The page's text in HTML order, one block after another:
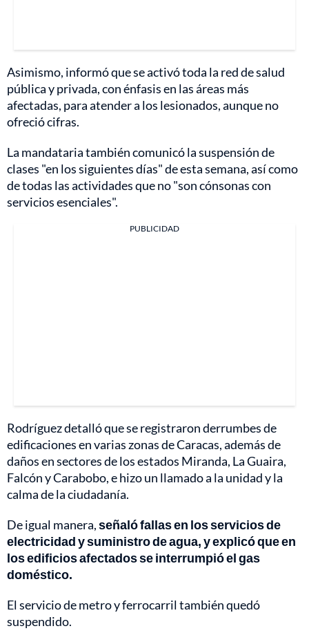
Asimismo, informó que se activó toda la red de salud
pública y privada, con énfasis en las áreas más
afectadas, para atender a los lesionados, aunque no
ofreció cifras.
La mandataria también comunicó la suspensión de
clases "en los siguientes días" de esta semana, así como
de todas las actividades que no "son cónsonas con
servicios esenciales".
PUBLICIDAD
Rodríguez detalló que se registraron derrumbes de
edificaciones en varias zonas de Caracas, además de
daños en sectores de los estados Miranda, La Guaira,
Falcón y Carabobo, e hizo un llamado a la unidad y la
calma de la ciudadanía.
De igual manera,señaló fallas en los servicios de
electricidad y suministro de agua, y explicó que en
los edificios afectados se interrumpió el gas
doméstico.
El servicio de metro y ferrocarril también quedó
suspendido.